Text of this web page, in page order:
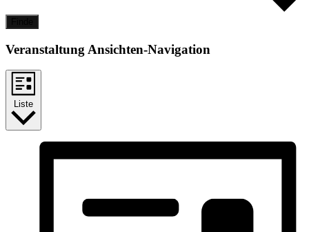
Veranstaltung Ansichten-Navigation
Liste